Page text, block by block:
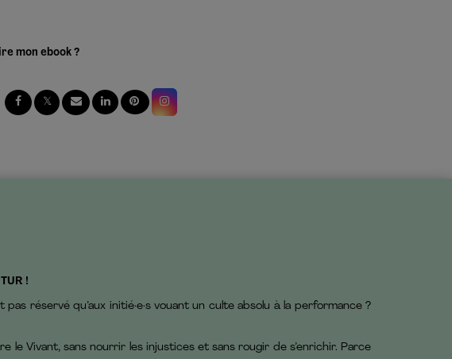
mon ebook ?
!
réservé qu’aux initié·e·s vouant un culte absolu à la performance ?
Vivant, sans nourrir les injustices et sans rougir de s’enrichir. Parce